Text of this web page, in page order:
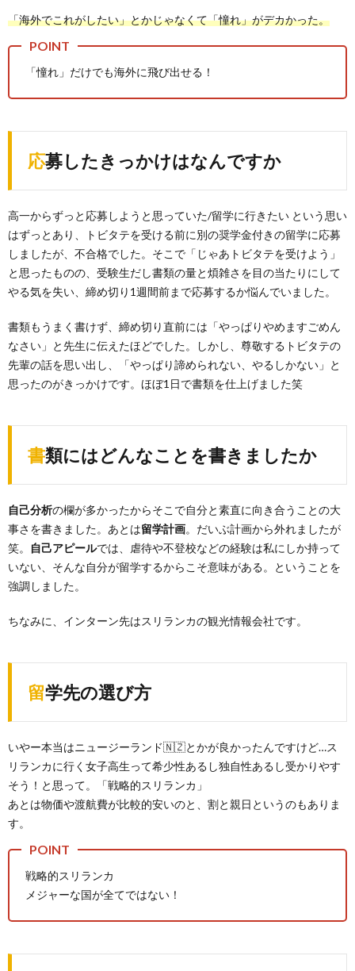
「海外でこれがしたい」とかじゃなくて「憧れ」がデカかった。
「憧れ」だけでも海外に飛び出せる！
応募したきっかけはなんですか
高一からずっと応募しようと思っていた/留学に行きたい という思い
はずっとあり、トビタテを受ける前に別の奨学金付きの留学に応募
しましたが、不合格でした。そこで「じゃあトビタテを受けよう」
と思ったものの、受験生だし書類の量と煩雑さを目の当たりにして
やる気を失い、締め切り1週間前まで応募するか悩んでいました。
書類もうまく書けず、締め切り直前には「やっぱりやめますごめん
なさい」と先生に伝えたほどでした。しかし、尊敬するトビタテの
先輩の話を思い出し、「やっぱり諦められない、やるしかない」と
思ったのがきっかけです。ほぼ1日で書類を仕上げました笑
書類にはどんなことを書きましたか
自己分析の欄が多かったからそこで自分と素直に向き合うことの大
事さを書きました。あとは留学計画。だいぶ計画から外れましたが
笑。
自己アピールでは、虐待や不登校などの経験は私にしか持って
いない、そんな自分が留学するからこそ意味がある。ということを
強調しました。
ちなみに、インターン先はスリランカの観光情報会社です。
留学先の選び方
いやー本当はニュージーランド🇳🇿とかが良かったんですけど…ス
リランカに行く女子高生って希少性あるし独自性あるし受かりやす
そう！と思って。「戦略的スリランカ」
あとは物価や渡航費が比較的安いのと、割と親日というのもありま
す。
戦略的スリランカ
メジャーな国が全てではない！